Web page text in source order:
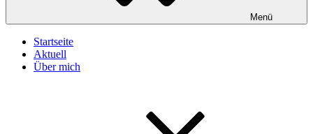
Menü
Startseite
Aktuell
Über mich